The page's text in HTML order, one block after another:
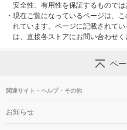
安全性、有用性を保証するものでは
・ 現在ご覧になっているページは、
れています。ページに記載されて
は、直接各ストアにお問い合わせく
ペ
関連サイト・ヘルプ・その他
お知らせ